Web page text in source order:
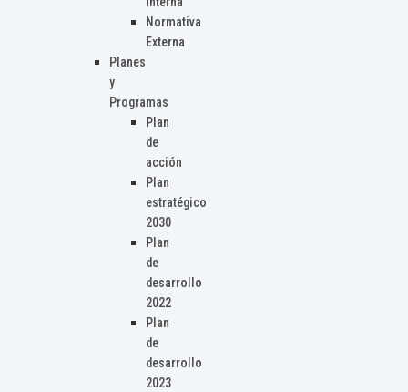
Normativa
Externa
Planes
y
Programas
Plan
de
acción
Plan
estratégico
2030
Plan
de
desarrollo
2022
Plan
de
desarrollo
2023